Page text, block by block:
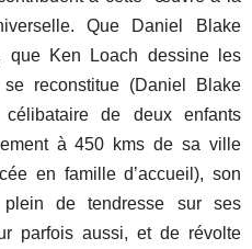
Que Daniel Blake
que Ken Loach dessine les
reconstitue (Daniel Blake
de deux enfants
à 450 kms de sa ville
en famille d’accueil), son
de tendresse sur ses
parfois aussi, et de révolte